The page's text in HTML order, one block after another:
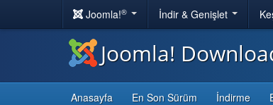
Joomla!® İndir & Genişlet
Joomla!
Anasayfa En Son Sürüm İndirme